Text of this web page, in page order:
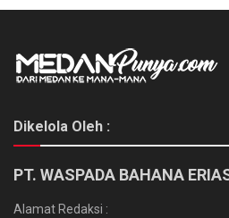
Dikelola Oleh :
PT. WASPADA BAHANA
Alamat Redaksi :